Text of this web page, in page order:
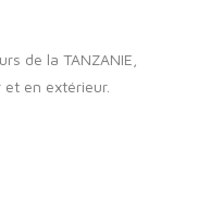
de la TANZANIE,
en extérieur.